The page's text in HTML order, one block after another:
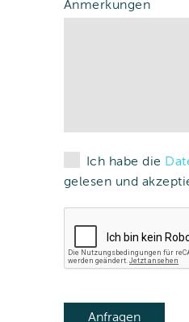
Anmerkungen
Ich habe die
gelesen und